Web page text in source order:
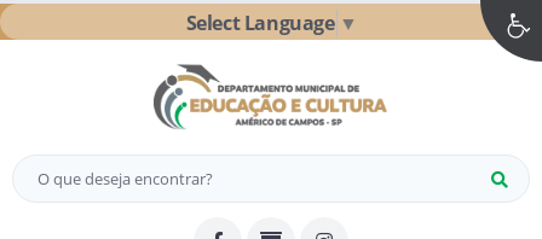
Select Language ▼